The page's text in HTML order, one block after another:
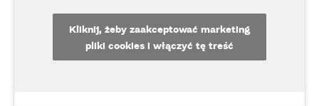
Kliknij, żeby zaakceptować marketing
pliki cookies i włączyć tę treść